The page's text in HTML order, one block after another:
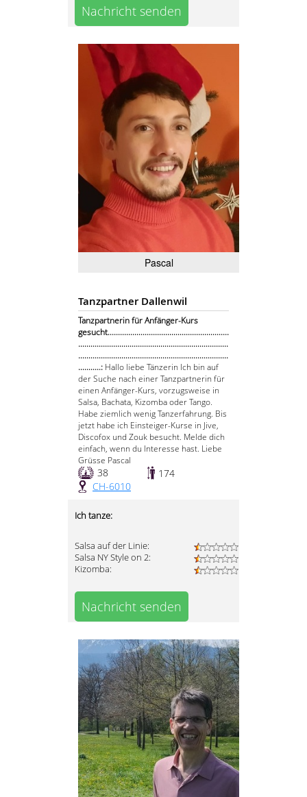
Nachricht senden
Pascal
Tanzpartner Dallenwil
Tanzpartnerin für Anfänger-Kurs
gesucht...........................................................
.........................................................................
.........................................................................
...........: Hallo liebe Tänzerin Ich bin auf
der Suche nach einer Tanzpartnerin für
einen Anfänger-Kurs, vorzugsweise in
Salsa, Bachata, Kizomba oder Tango.
Habe ziemlich wenig Tanzerfahrung. Bis
jetzt habe ich Einsteiger-Kurse in Jive,
Discofox und Zouk besucht. Melde dich
einfach, wenn du Interesse hast. Liebe
Grüsse Pascal
38
174
CH-6010
Ich tanze:
Salsa auf der Linie:
Salsa NY Style on 2:
Kizomba:
Nachricht senden